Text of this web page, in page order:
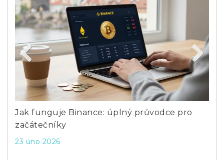
Jak funguje Binance: úplný průvodce pro
začátečníky
23 úno 2026
Previous Next